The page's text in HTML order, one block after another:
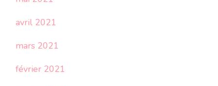
avril 2021
mars 2021
février 2021